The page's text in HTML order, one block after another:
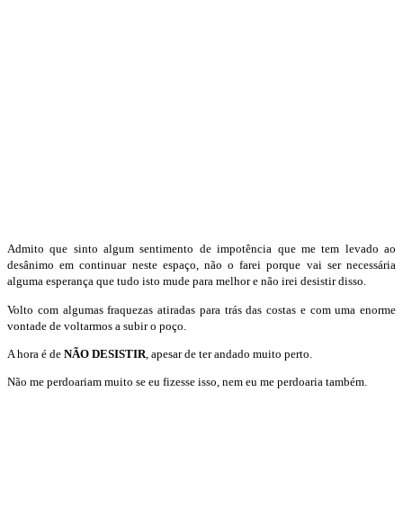
Admito que sinto algum sentimento de impotência que me tem levado ao
desânimo em continuar neste espaço, não o farei porque vai ser necessária
alguma esperança que tudo isto mude para melhor e não irei desistir disso.
Volto com algumas fraquezas atiradas para trás das costas e com uma enorme
vontade de voltarmos a subir o poço.
A hora é de NÃO DESISTIR , apesar de ter andado muito perto.
Não me perdoariam muito se eu fizesse isso, nem eu me perdoaria também.